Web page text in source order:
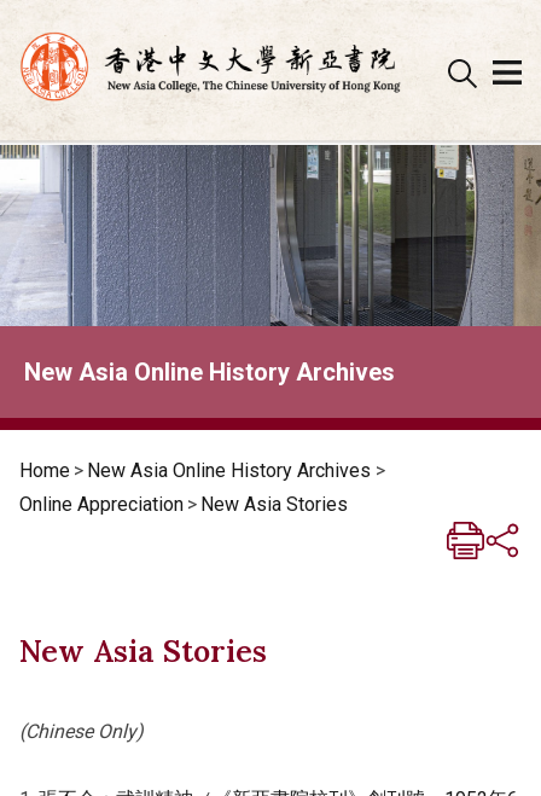
Skip
to
content
New Asia Online History Archives
Home > New Asia Online History Archives >
Online Appreciation > New Asia Stories
New Asia Stories
(Chinese Only)